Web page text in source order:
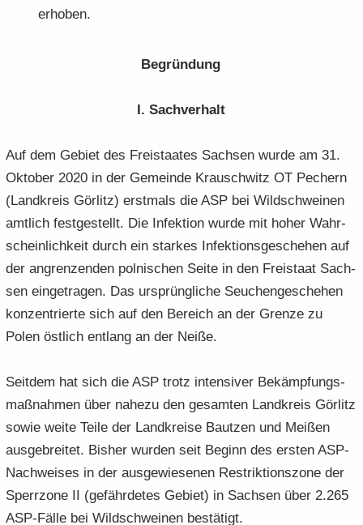
er­ho­ben.
Be­grün­dung
I. Sach­ver­halt
Auf dem Ge­biet des Frei­staa­tes Sach­sen wurde am 31.
Ok­to­ber 2020 in der Ge­mein­de Krausch­witz OT Pech­ern
(Land­kreis Gör­litz) erst­mals die ASP bei Wild­schwei­nen
amt­lich fest­ge­stellt. Die In­fek­ti­on wurde mit hoher Wahr­
schein­lich­keit durch ein star­kes In­fek­ti­ons­ge­sche­hen auf
der an­gren­zen­den pol­ni­schen Seite in den Frei­staat Sach­
sen ein­ge­tra­gen. Das ur­sprüng­li­che Seu­chen­ge­sche­hen
kon­zen­trier­te sich auf den Be­reich an der Gren­ze zu
Polen öst­lich ent­lang an der Neiße.
Seit­dem hat sich die ASP trotz in­ten­si­ver Be­kämp­fungs­
maß­nah­men über na­he­zu den ge­sam­ten Land­kreis Gör­litz
sowie weite Teile der Land­krei­se Baut­zen und Mei­ßen
aus­ge­brei­tet. Bis­her wur­den seit Be­ginn des ers­ten ASP-​
Nachweises in der aus­ge­wie­se­nen Re­strik­ti­ons­zo­ne der
Sperr­zo­ne II (ge­fähr­de­tes Ge­biet) in Sach­sen über 2.265
ASP-​Fälle bei Wild­schwei­nen be­stä­tigt.